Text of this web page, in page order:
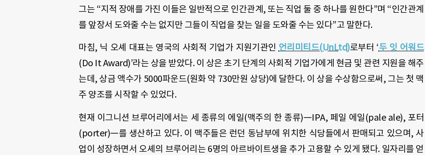
그는 “지적 장애를 가진 이들은 일반적으로 인간관계, 또는 직업 둘 중 하나를 원한다”며 “인간관계
를 앞장서 도와줄 수는 없지만 그들이 직업을 찾는 일을 도와줄 수는 있다”고 말한다.
마침, 닉 오셰 대표는 영국의 사회적 기업가 지원기관인 언리미티드(UnLtd)로부터 ‘두 잇 어워드
(Do It Award)’라는 상을 받았다. 이 상은 초기 단계의 사회적 기업가에게 현금 및 관련 지원을 해주
는데, 상금 액수가 5000파운드(원화 약 730만원 상당)에 달한다. 이 상을 수상함으로써, 그는 첫 맥
주 양조를 시작할 수 있었다.
현재 이그니션 브루어리에서는 세 종류의 에일(맥주의 한 종류)―IPA, 페일 에일(pale ale), 포터
(porter)―를 생산하고 있다. 이 맥주들은 런던 동남부에 위치한 식당들에서 판매되고 있으며, 사
업이 성장하면서 오셰의 브루어리는 6명의 아르바이트생을 추가 고용할 수 있게 됐다. 일자리를 얻